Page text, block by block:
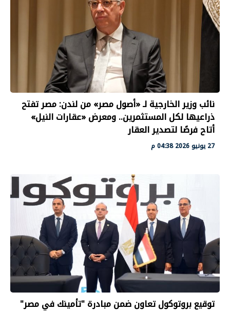
نائب وزير الخارجية لـ «أصول مصر» من لندن: مصر تفتح
ذراعيها لكل المستثمرين.. ومعرض «عقارات النيل»
أتاح فرصًا لتصدير العقار
27 يونيو 2026 04:38 م
توقيع بروتوكول تعاون ضمن مبادرة "تأمينك في مصر"